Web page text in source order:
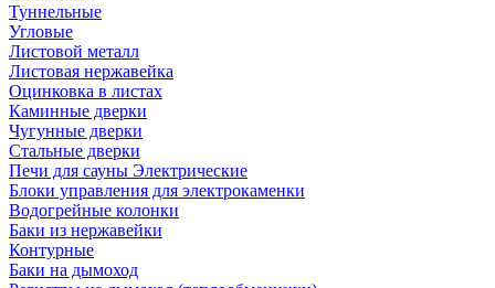
Туннельные
Угловые
Листовой металл
Листовая нержавейка
Оцинковка в листах
Каминные дверки
Чугунные дверки
Стальные дверки
Печи для сауны Электрические
Блоки управления для электрокаменки
Водогрейные колонки
Баки из нержавейки
Контурные
Баки на дымоход